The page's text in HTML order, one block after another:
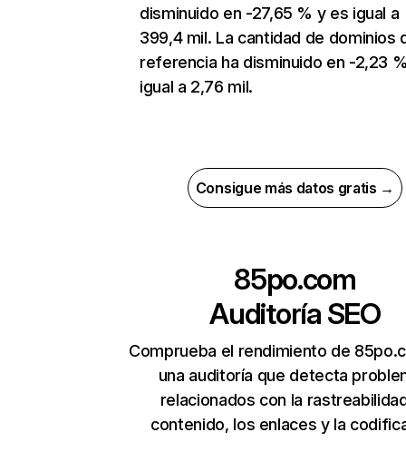
disminuido en -27,65 % y es igual a
399,4 mil. La cantidad de dominios
referencia ha disminuido en -2,23
igual a 2,76 mil.
Consigue más datos gratis →
85po.com
Auditoría SEO
Comprueba el rendimiento de
una auditoría que detecta
relacionados con la
contenido, los enlaces y la